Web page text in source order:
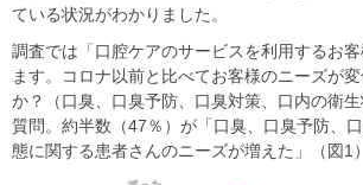
ている状況がわかりました。
調査では「口腔ケアのサービスを利用するお
ます。コロナ以前と比べてお客様のニーズが
か？（口臭、口臭予防、口臭対策、口内の衛
質問。約半数（47％）が「口臭、口臭予防、
態に関する患者さんのニーズが増えた」（図1